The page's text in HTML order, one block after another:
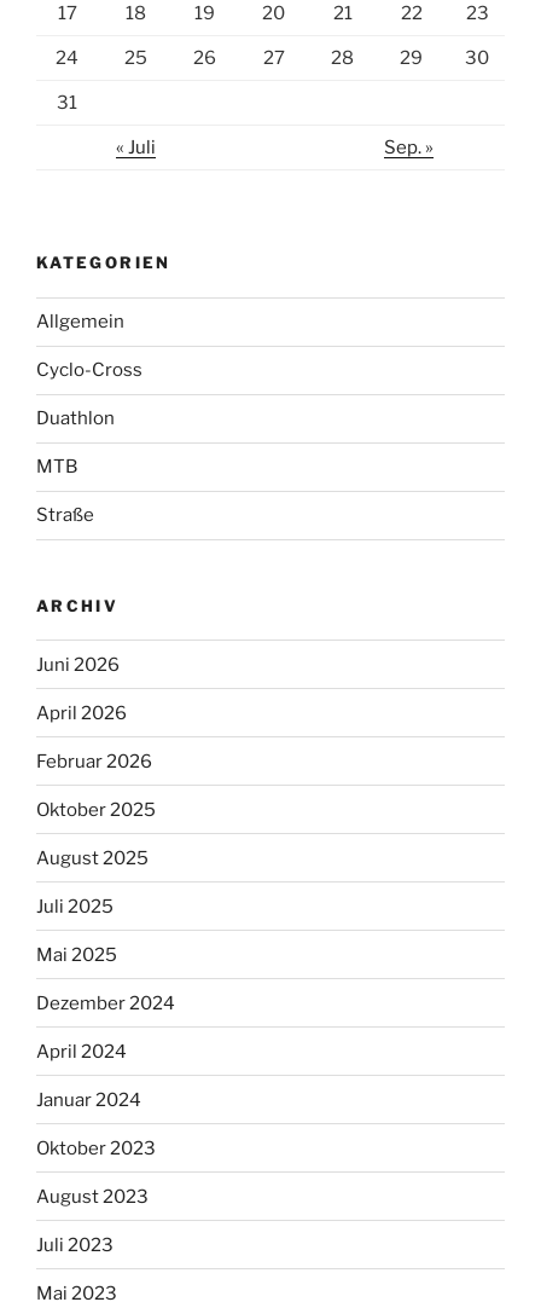
17 18 19 20 21 22 23
24 25 26 27 28 29 30
31
« Juli Sep. »
KATEGORIEN
Allgemein
Cyclo-Cross
Duathlon
MTB
Straße
ARCHIV
Juni 2026
April 2026
Februar 2026
Oktober 2025
August 2025
Juli 2025
Mai 2025
Dezember 2024
April 2024
Januar 2024
Oktober 2023
August 2023
Juli 2023
Mai 2023